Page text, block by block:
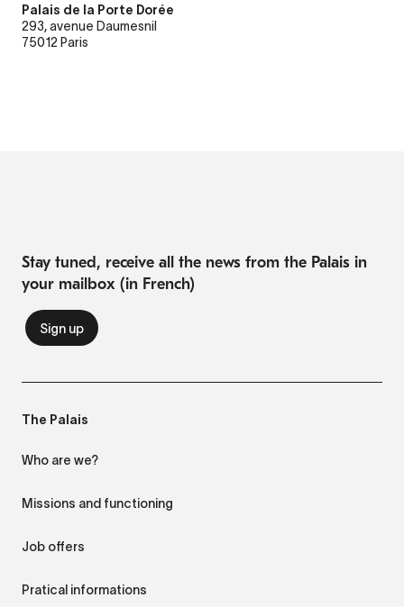
Palais de la Porte Dorée
293, avenue Daumesnil
75012 Paris
Stay tuned, receive all the news from the Palais in
your mailbox (in French)
The Palais
Who are we?
Missions and functioning
Job offers
Pratical informations